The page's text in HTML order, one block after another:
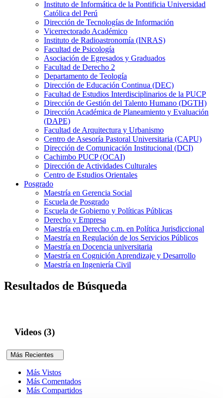
Instituto de Informática de la Pontificia Universidad
Católica del Perú
Dirección de Tecnologías de Información
Vicerrectorado Académico
Instituto de Radioastronomía (INRAS)
Facultad de Psicología
Asociación de Egresados y Graduados
Facultad de Derecho 2
Departamento de Teología
Dirección de Educación Continua (DEC)
Facultad de Estudios Interdisciplinarios de la PUCP
Dirección de Gestión del Talento Humano (DGTH)
Dirección Académica de Planeamiento y Evaluación
(DAPE)
Facultad de Arquitectura y Urbanismo
Centro de Asesoría Pastoral Universitaria (CAPU)
Dirección de Comunicación Institucional (DCI)
Cachimbo PUCP (OCAI)
Dirección de Actividades Culturales
Centro de Estudios Orientales
Posgrado
Maestría en Gerencia Social
Escuela de Posgrado
Escuela de Gobierno y Políticas Públicas
Derecho y Empresa
Maestría en Derecho c.m. en Política Jurisdiccional
Maestría en Regulación de los Servicios Públicos
Maestría en Docencia universitaria
Maestría en Cognición Aprendizaje y Desarrollo
Maestría en Ingeniería Civil
Resultados de Búsqueda
Videos (3)
Más Recientes
Más Vistos
Más Comentados
Más Compartidos